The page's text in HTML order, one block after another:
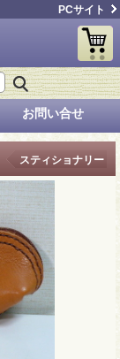
PCサイト
お問い合せ
スティショナリー